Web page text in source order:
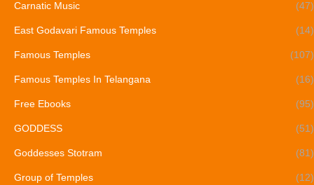
Carnatic Music (47)
East Godavari Famous Temples (14)
Famous Temples (107)
Famous Temples In Telangana (16)
Free Ebooks (95)
GODDESS (51)
Goddesses Stotram (81)
Group of Temples (12)